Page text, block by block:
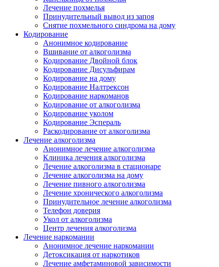
Лечение похмелья
Принудительный вывод из запоя
Снятие похмельного синдрома на дому
Кодирование
Анонимное кодирование
Вшивание от алкоголизма
Кодирование Двойной блок
Кодирование Дисульфирам
Кодирование на дому
Кодирование Налтрексон
Кодирование наркоманов
Кодирование от алкоголизма
Кодирование уколом
Кодирование Эспераль
Раскодирование от алкоголизма
Лечение алкоголизма
Анонимное лечение алкоголизма
Клиника лечения алкоголизма
Лечение алкоголизма в стационаре
Лечение алкоголизма на дому
Лечение пивного алкоголизма
Лечение хронического алкоголизма
Принудительное лечение алкоголизма
Телефон доверия
Укол от алкоголизма
Центр лечения алкоголизма
Лечение наркомании
Анонимное лечение наркомании
Детоксикация от наркотиков
Лечение амфетаминовой зависимости